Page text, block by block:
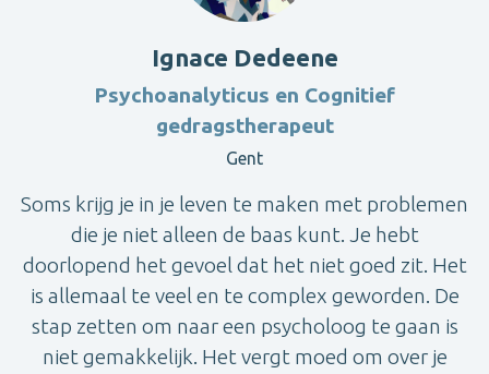
Ignace Dedeene
Psychoanalyticus en Cognitief
gedragstherapeut
Gent
Soms krijg je in je leven te maken met problemen
die je niet alleen de baas kunt. Je hebt
doorlopend het gevoel dat het niet goed zit. Het
is allemaal te veel en te complex geworden. De
stap zetten om naar een psycholoog te gaan is
niet gemakkelijk. Het vergt moed om over je